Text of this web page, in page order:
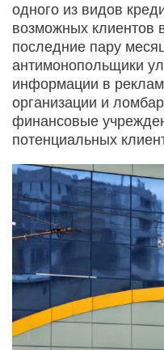
одного из видов
возможных клиентов
последние пару
антимонопольщики
информации в
организации и
финансовые
потенциальных